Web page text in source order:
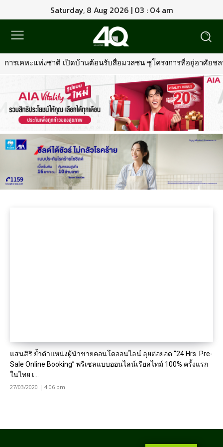
Saturday, 8 Aug 2026 | 03 : 04 am
ารเคหะแห่งชาติ เปิดบ้านต้อนรับสื่อมวลชน ชูโครงการที่อยู่อาศัยชล
แสนสิริ ย้ำตำแหน่งผู้นำขายคอนโดออนไลน์ ลุยต่อยอด “24 Hrs. Pre-
Sale Online Booking” พรีเซลแบบออนไลน์เรียลไทม์ 100% ครั้งแรก
ในไทย เ...
27/03/2020 | 4:06 pm